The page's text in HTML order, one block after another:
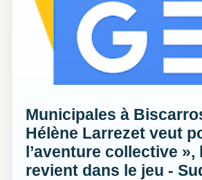
Municipales à
Hélène Larrezet veut
l’aventure collective »,
revient dans le jeu -